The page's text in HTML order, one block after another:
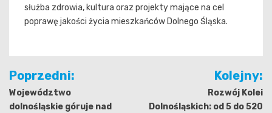
służba zdrowia, kultura oraz projekty mające na cel
poprawę jakości życia mieszkańców Dolnego Śląska.
Nawigacja
wpisu
Poprzedni:
Województwo
dolnośląskie góruje nad
Kolejny:
Rozwój Kolei
Dolnośląskich: od 5 do 520